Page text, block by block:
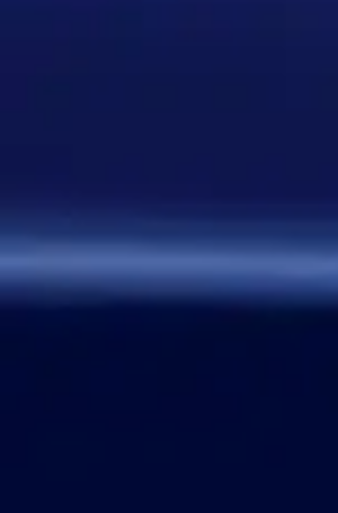
делать автор вопроса. Ну и
конечно это не обязательное